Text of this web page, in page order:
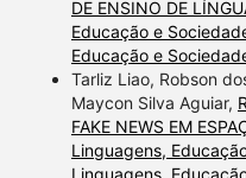
DE ENSINO DE
Educação e
Educação e
Tarliz Liao, Robson
Maycon Silva Aguiar,
FAKE NEWS EM
Linguagens,
Linguagens,